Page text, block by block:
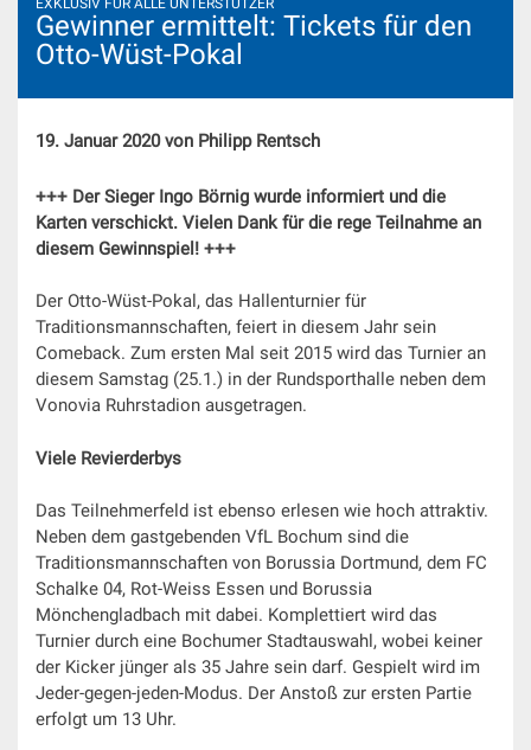
Gewinner ermittelt: Tickets für den
Otto-Wüst-Pokal
19. Januar 2020 von Philipp Rentsch
+++ Der Sieger Ingo Börnig wurde informiert und die
Karten verschickt. Vielen Dank für die rege Teilnahme an
diesem Gewinnspiel! +++
Der Otto-Wüst-Pokal, das Hallenturnier für
Traditionsmannschaften, feiert in diesem Jahr sein
Comeback. Zum ersten Mal seit 2015 wird das Turnier an
diesem Samstag (25.1.) in der Rundsporthalle neben dem
Vonovia Ruhrstadion ausgetragen.
Viele Revierderbys
Das Teilnehmerfeld ist ebenso erlesen wie hoch attraktiv.
Neben dem gastgebenden VfL Bochum sind die
Traditionsmannschaften von Borussia Dortmund, dem FC
Schalke 04, Rot-Weiss Essen und Borussia
Mönchengladbach mit dabei. Komplettiert wird das
Turnier durch eine Bochumer Stadtauswahl, wobei keiner
der Kicker jünger als 35 Jahre sein darf. Gespielt wird im
Jeder-gegen-jeden-Modus. Der Anstoß zur ersten Partie
erfolgt um 13 Uhr.